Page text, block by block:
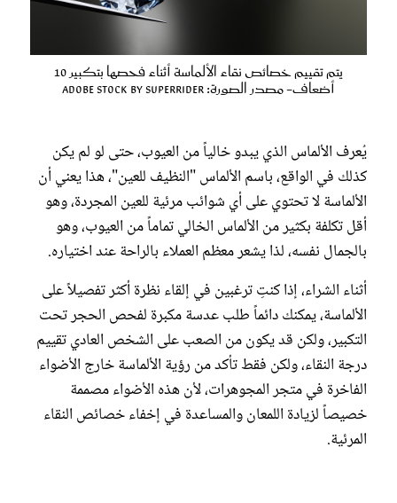
يتم تقييم خصائص نقاء الألماسة أثناء فحصها بتكبير 10
أضعاف- مصدر الصورة: Adobe Stock by Superrider
يُعرف الألماس الذي يبدو خالياً من العيوب، حتى لو لم يكن
كذلك في الواقع، باسم الألماس "النظيف للعين"، هذا يعني أن
الألماسة لا تحتوي على أي شوائب مرئية للعين المجردة، وهو
أقل تكلفة بكثير من الألماس الخالي تماماً من العيوب، وهو
بالجمال نفسه، لذا يشعر معظم العملاء بالراحة عند اختياره.
أثناء الشراء، إذا كنتِ ترغبين في إلقاء نظرة أكثر تفصيلاً على
الألماسة، يمكنك دائماً طلب عدسة مكبرة لفحص الحجر تحت
التكبير، ولكن قد يكون من الصعب على الشخص العادي تقييم
درجة النقاء، ولكن فقط تأكد من رؤية الألماسة خارج الأضواء
الفاخرة في متجر المجوهرات، لأن هذه الأضواء مصممة
خصيصاً لزيادة اللمعان والمساعدة في إخفاء خصائص النقاء
المرئية.